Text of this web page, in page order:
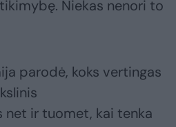
Niekas nenori to
parodė, koks vertingas
ir tuomet, kai tenka